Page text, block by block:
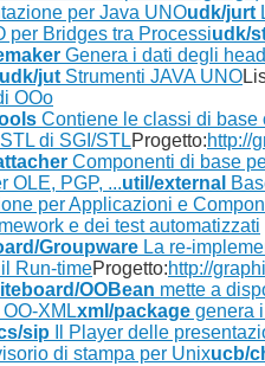
per Java UNOudk/jurt
per Bridges tra Processiudk/
Genera i dati degli
udk/jut Strumenti JAVA UNO
OOo
Contiene le classi di base
di SGI/STL
Componenti di base
OLE, PGP, ...util/external
per Applicazioni e
e dei test automatizzati
Groupware La re-
Run-time
OOBean mette a
XMLxml/package genera
sip Il Player delle
di stampa per Unixucb/
Progetto:http://
Progetto:http://